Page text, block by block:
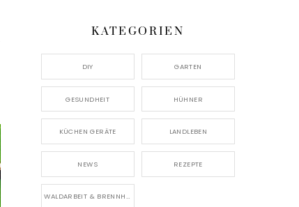
KATEGORIEN
DIY GARTEN
GESUNDHEIT HÜHNER
KÜCHEN GERÄTE LANDLEBEN
NEWS REZEPTE
WALDARBEIT & BRENNHOLZ